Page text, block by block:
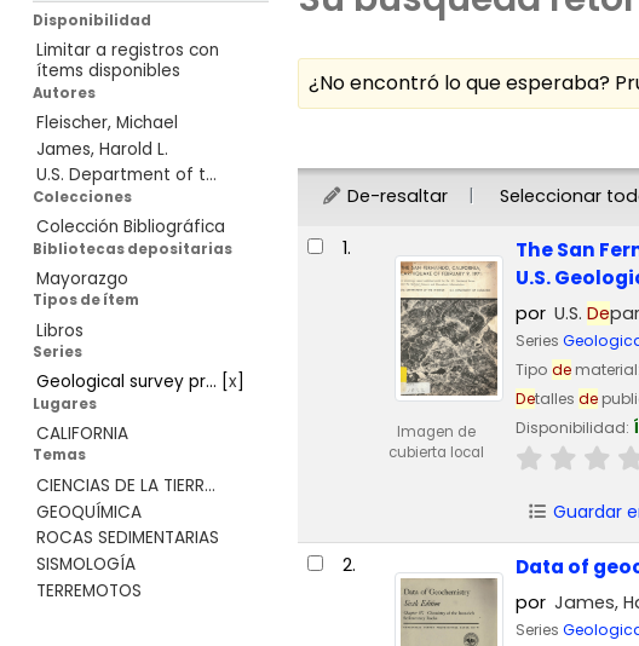
Disponibilidad
Limitar a registros con
ítems disponibles
Autores
Fleischer, Michael
James, Harold L.
U.S. Department of t...
Colecciones
Colección Bibliográfica
Bibliotecas depositarias
Mayorazgo
Tipos de ítem
Libros
Series
Geological survey pr... x]
Lugares
CALIFORNIA
Temas
CIENCIAS DE LA TIERR...
GEOQUÍMICA
ROCAS SEDIMENTARIAS
SISMOLOGÍA
TERREMOTOS
¿No encontró lo que esperaba?
De-resaltar Seleccionar
Resultados
1.
Imagen de
cubierta local
The San
U.S.
por U.S.De
Series
Tipo de material:
Detalles de
Disponibilidad:
Guardar
2. Data of
por James,
Series